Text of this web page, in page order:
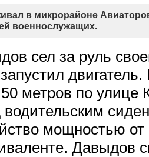
в микрорайоне
военнослужащих.
сел за руль
метров по улице
мощностью
Давыдов